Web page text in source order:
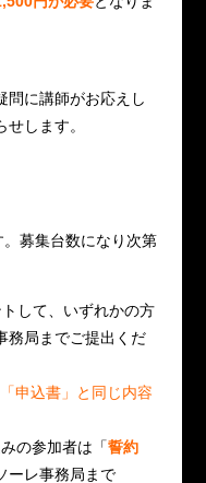
問に講師がお応えし
します。
。募集台数になり次第
して、いずれかの方
務局までご提出くだ
申込書」と同じ内容
の参加者は「誓約
ーレ事務局まで